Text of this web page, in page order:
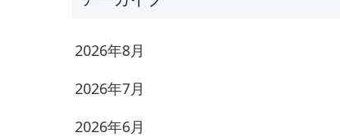
2026年8月
2026年7月
2026年6月